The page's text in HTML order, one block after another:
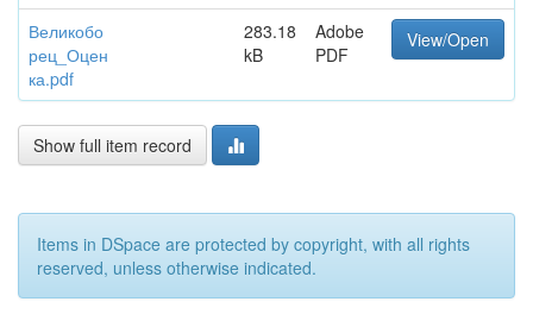
Великобо
рец_Оцен
ка.pdf
283.18
kB
Adobe
PDF
View/Open
Show full item record
Items in DSpace are protected by copyright, with all rights
reserved, unless otherwise indicated.